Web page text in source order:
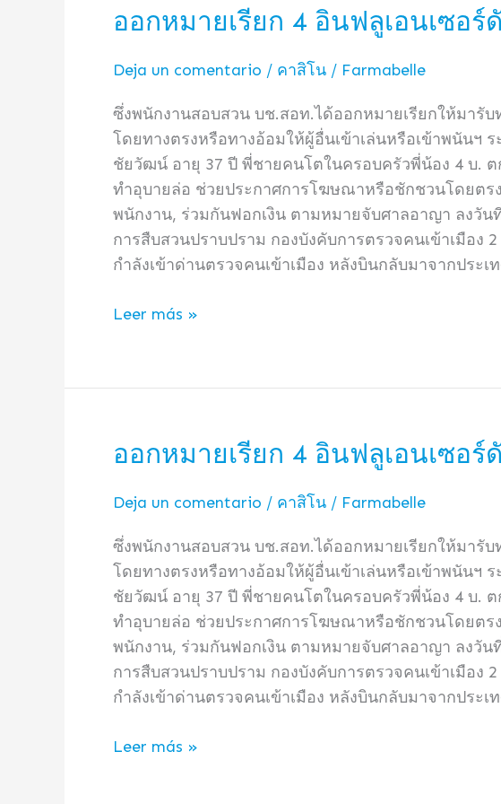
ออกหมายเรียก 4 อินฟลูเอนเซอ
Deja un comentario / คาสิโน / Farmabelle
ซึ่งพนักงานสอบสวน บช.สอท.ได้ออกหมายเรียกให้มารั
โดยทางตรงหรือทางอ้อมให้ผู้อื่นเข้าเล่นหรือเข้าพนันฯ
ชัยวัฒน์ อายุ 37 ปี พี่ชายคนโตในครอบครัวพี่น้อง 4 บ.
ทำอุบายล่อ ช่วยประกาศการโฆษณาหรือชักชวนโดยตร
พนักงาน, ร่วมกันฟอกเงิน ตามหมายจับศาลอาญา ลงวัน
การสืบสวนปราบปราม กองบังคับการตรวจคนเข้าเมือง
กำลังเข้าด่านตรวจคนเข้าเมือง หลังบินกลับมาจากประ
ออก
เรียก
อิน
ฟลู
เอน
เซอร์
ดัง
โฆษณา
เว็บ
ใน
Leer más »
ออกหมายเรียก 4 อินฟลูเอนเซอ
Deja un comentario / คาสิโน / Farmabelle
ซึ่งพนักงานสอบสวน บช.สอท.ได้ออกหมายเรียกให้มารั
โดยทางตรงหรือทางอ้อมให้ผู้อื่นเข้าเล่นหรือเข้าพนันฯ
ชัยวัฒน์ อายุ 37 ปี พี่ชายคนโตในครอบครัวพี่น้อง 4 บ.
ทำอุบายล่อ ช่วยประกาศการโฆษณาหรือชักชวนโดยตร
พนักงาน, ร่วมกันฟอกเงิน ตามหมายจับศาลอาญา ลงวัน
การสืบสวนปราบปราม กองบังคับการตรวจคนเข้าเมือง
กำลังเข้าด่านตรวจคนเข้าเมือง หลังบินกลับมาจากประ
ออก
เรียก
อิน
ฟลู
เอน
เซอร์
ดัง
โฆษณา
เว็บ
ใน
Leer más »